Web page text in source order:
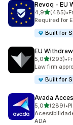
Revoq ‑ EU
4,9de 5(485)
485 •
Required for
Built for
EU
5,0de 5(293)
293 •
Law firm
Built for
Avada
5,0de 5(289)
289 •
ADA